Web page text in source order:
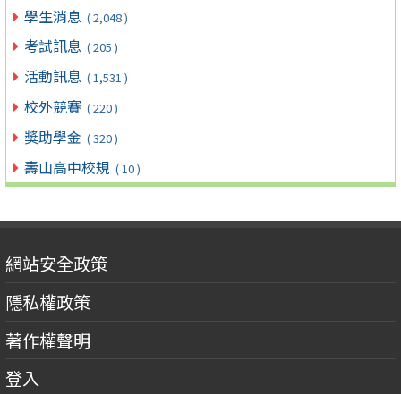
學生消息 ( 2,048 )
考試訊息 ( 205 )
活動訊息 ( 1,531 )
校外競賽 ( 220 )
獎助學金 ( 320 )
壽山高中校規 ( 10 )
網站安全政策
隱私權政策
著作權聲明
登入